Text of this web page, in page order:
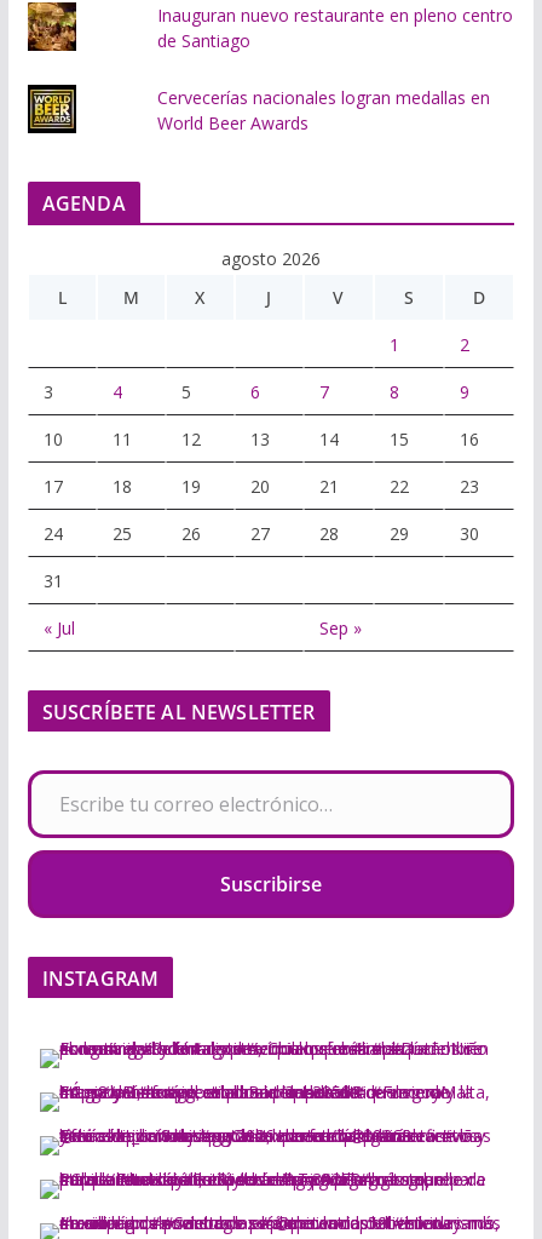
Inauguran nuevo restaurante en pleno centro
de Santiago
Cervecerías nacionales logran medallas en
World Beer Awards
AGENDA
agosto 2026
L
M X J V S D
1 2
3 4 5 6 7 8 9
10 11 12 13 14 15 16
17 18 19 20 21 22 23
24 25 26 27 28 29 30
31
« Jul Sep »
SUSCRÍBETE AL NEWSLETTER
Escribe tu correo electrónico…
Suscribirse
INSTAGRAM